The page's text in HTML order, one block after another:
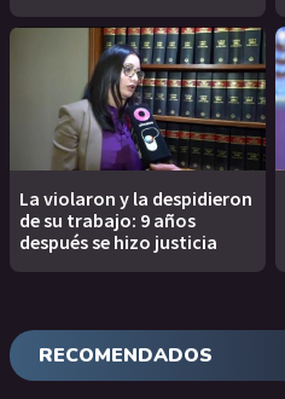
La violaron y la despidieron
de su trabajo: 9 años
después se hizo justicia
RECOMENDADOS